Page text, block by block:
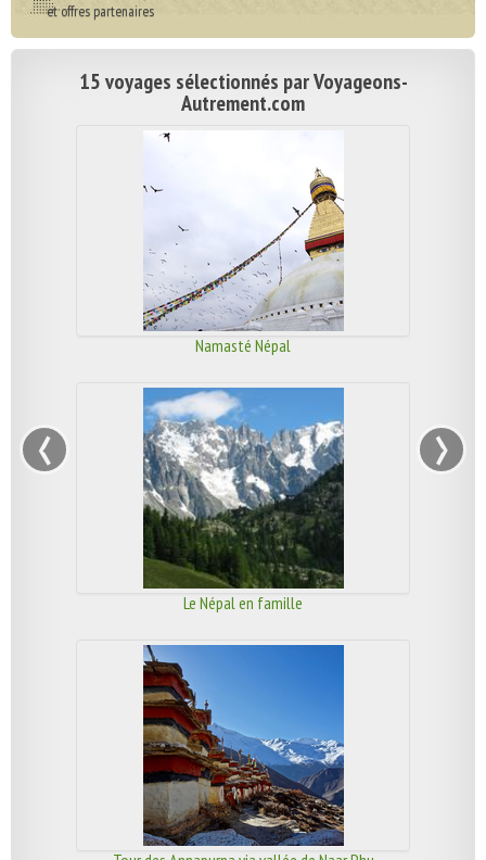
et offres partenaires
15 voyages sélectionnés par Voyageons-
Autrement.com
Namasté Népal
Le Népal en famille
‹ ›